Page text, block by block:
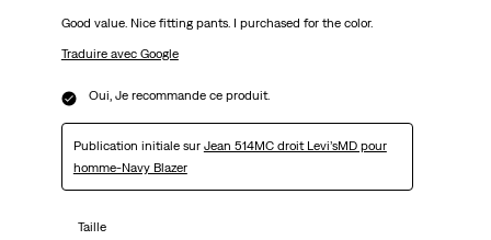
Good value. Nice fitting pants. I purchased for the color.
Traduire avec Google
Oui, Je recommande ce produit.
Publication initiale sur Jean 514MC droit Levi’sMD pour
homme-Navy Blazer
Taille